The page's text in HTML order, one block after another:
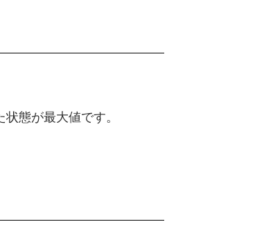
態が最大値です。